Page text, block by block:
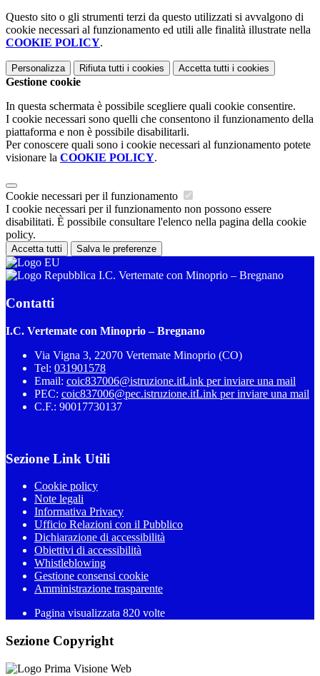
Questo sito o gli strumenti terzi da questo utilizzati si avvalgono di
cookie necessari al funzionamento ed utili alle finalità illustrate nella
COOKIE POLICY.
Personalizza Rifiuta tutti i cookies Accetta tutti i cookies
Gestione cookie
In questa schermata è possibile scegliere quali cookie consentire.
I cookie necessari sono quelli che consentono il funzionamento della
piattaforma e non è possibile disabilitarli.
Per conoscere quali sono i cookie necessari al funzionamento potete
visionare la COOKIE POLICY.
Cookie necessari per il funzionamento
I cookie necessari per il funzionamento non possono essere
disabilitati. È possibile consultare l'elenco nella pagina della cookie
policy.
Accetta tutti Salva le preferenze
I.C. Vertemate con Minoprio – Bregnano
Contatti
I.C. Vertemate con Minoprio – Bregnano
Via Vigna 3, 22070 Vertemate Minoprio (CO)
Tel: 031901578
Email: coic837006@istruzione.itLink per inviare una mail
PEC: coic837006@pec.istruzione.itLink per inviare una mail
C.F.: 90017730137
Sezione Link Utili
Cookie policy
Note legali
Informativa Privacy
Ufficio Relazioni con il Pubblico
Dichiarazione di accessibilità
Obiettivi di accessibilità
Whistleblowing
Gestione consensi cookie
Amministrazione trasparente
Pagina visualizzata 820 volte
Sezione Copyright